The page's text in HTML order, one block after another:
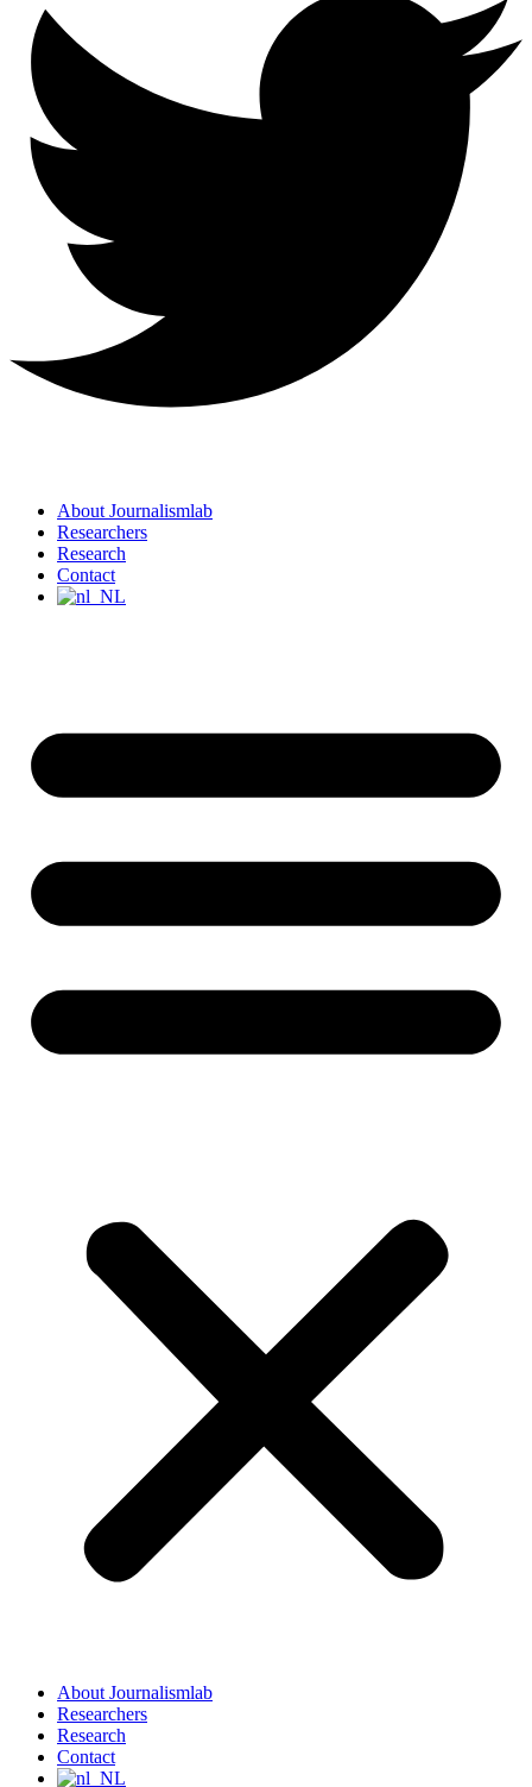
About Journalismlab
Researchers
Research
Contact
About Journalismlab
Researchers
Research
Contact